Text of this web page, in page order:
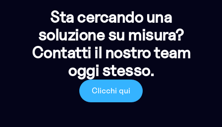
Sta cercando una
soluzione su misura?
Contatti il nostro team
oggi stesso.
Clicchi qui